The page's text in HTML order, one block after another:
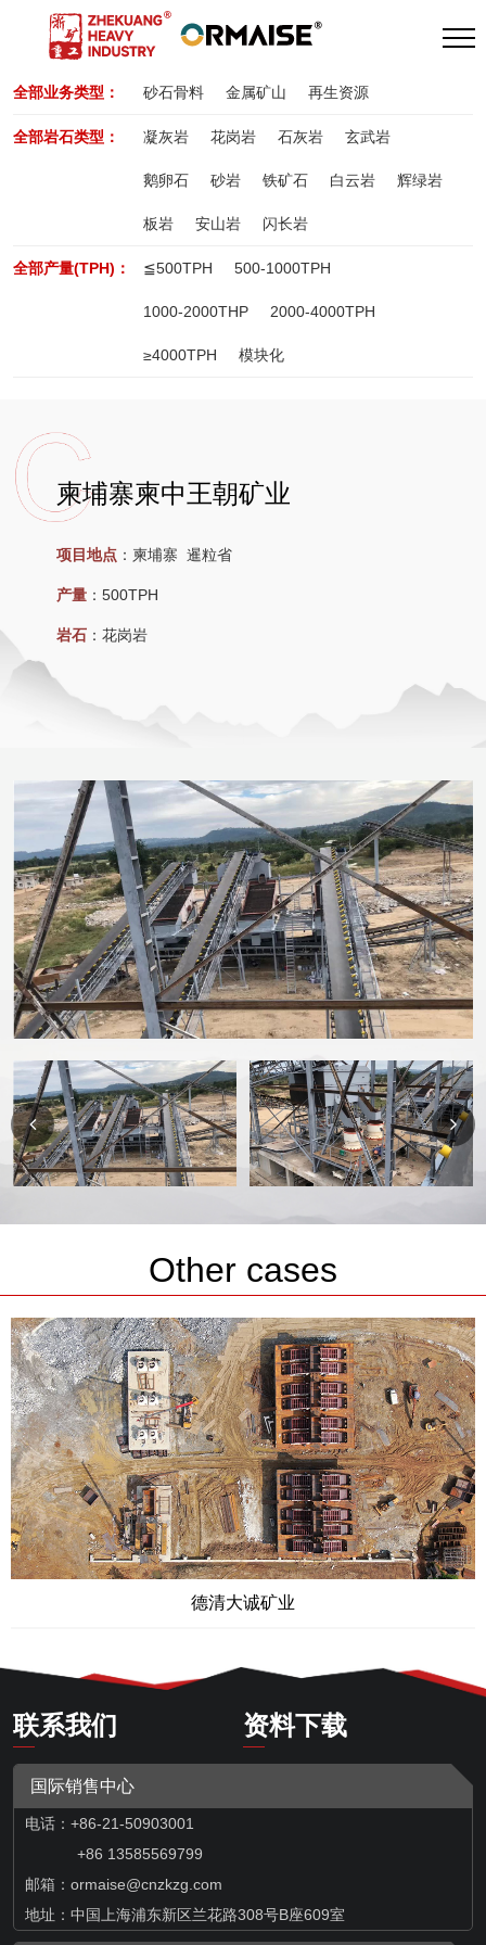
全部业务类型： 砂石骨料 金属矿山 再生资源
全部岩石类型： 凝灰岩 花岗岩 石灰岩 玄武岩
鹅卵石 砂岩 铁矿石 白云岩 辉绿岩
板岩 安山岩 闪长岩
全部产量(TPH)： ≦500TPH 500-1000TPH
1000-2000THP 2000-4000TPH
≥4000TPH 模块化
柬埔寨柬中王朝矿业
项目地点 ： 柬埔寨 暹粒省
产量 ： 500TPH
岩石 ： 花岗岩
Other cases
北票鼎新实业有限公司
联系我们 资料下载
国际销售中心
电话：+86-21-50903001
+86 13585569799
邮箱： ormaise@cnzkzg.com
地址：中国上海浦东新区兰花路308号B座609室